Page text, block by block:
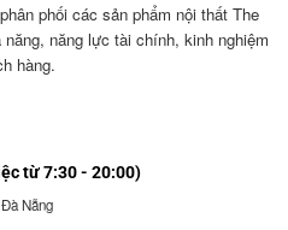
phối các sản phẩm nội thất The
năng lực tài chính, kinh nghiệm
hàng.
từ 7:30 - 20:00)
Nẵng